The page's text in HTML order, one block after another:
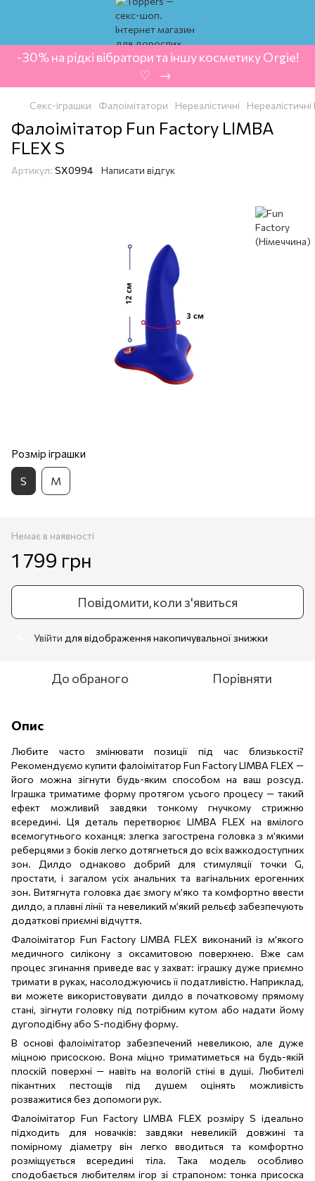
-30% на рідкі вібратори та іншу косметику Orgie!
‍ ♡ ‍ → ‍
Секс-іграшки Фалоімітатори Нереалістичні
Фалоімітатор Fun Factory LIMBA
FLEX S
Артикул: SX0994 Написати відгук
Розмір іграшки
S M
Немає в наявності
1 799 грн
Повідомити, коли з'явиться
Увійти для відображення накопичувальної знижки
До обраного Порівняти
Опис
Любите часто змінювати позиції під час близькості?
Рекомендуємо купити фалоімітатор Fun Factory LIMBA FLEX —
його можна зігнути будь-яким способом на ваш розсуд.
Іграшка триматиме форму протягом усього процесу — такий
ефект можливий завдяки тонкому гнучкому стрижню
всередині. Ця деталь перетворює LIMBA FLEX на вмілого
всемогутнього коханця: злегка загострена головка з м’якими
реберцями з боків легко дотягнеться до всіх важкодоступних
зон. Дилдо однаково добрий для стимуляції точки G,
простати, і загалом усіх анальних та вагінальних ерогенних
зон. Витягнута головка дає змогу м’яко та комфортно ввести
дилдо, а плавні лінії та невеликий м’який рельєф забезпечують
додаткові приємні відчуття.
Фалоімітатор Fun Factory LIMBA FLEX виконаний із м’якого
медичного силікону з оксамитовою поверхнею. Вже сам
процес згинання приведе вас у захват: іграшку дуже приємно
тримати в руках, насолоджуючись її податливістю. Наприклад,
ви можете використовувати дилдо в початковому прямому
стані, зігнути головку під потрібним кутом або надати йому
дугоподібну або S-подібну форму.
В основі фалоімітатор забезпечений невеликою, але дуже
міцною присоскою. Вона міцно триматиметься на будь-якій
плоскій поверхні — навіть на вологій стіні в душі. Любителі
пікантних пестощів під душем оцінять можливість
розважитися без допомоги рук.
Фалоімітатор Fun Factory LIMBA FLEX розміру S ідеально
підходить для новачків: завдяки невеликій довжині та
помірному діаметру він легко вводиться та комфортно
розміщується всередині тіла. Така модель особливо
сподобається любителям ігор зі страпоном: тонка присоска